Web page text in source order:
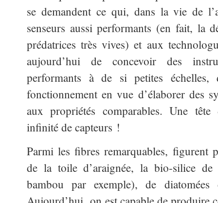
se demandent ce qui, dans la vie de
senseurs aussi performants (en fait, la
prédatrices très vives) et aux
aujourd’hui de concevoir des
performants à de si petites échelles,
fonctionnement en vue d’élaborer des
aux propriétés comparables. Une
infinité de capteurs !
Parmi les fibres remarquables, figurent
de la toile d’araignée, la bio-silice de
bambou par exemple), de